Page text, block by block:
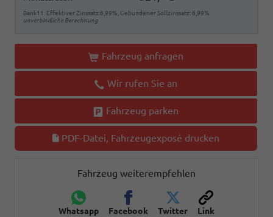
Bank11. Effektiver Zinssatz:6,99%, Gebundener Sollzinssatz: 6,99%
unverbindliche Berechnung
Fahrzeug anfragen
Wir rufen Sie an
Fahrzeug parken
PDF-Datei, Fahrzeugexposé drucken
Fahrzeug weiterempfehlen
Whatsapp Facebook Twitter Link